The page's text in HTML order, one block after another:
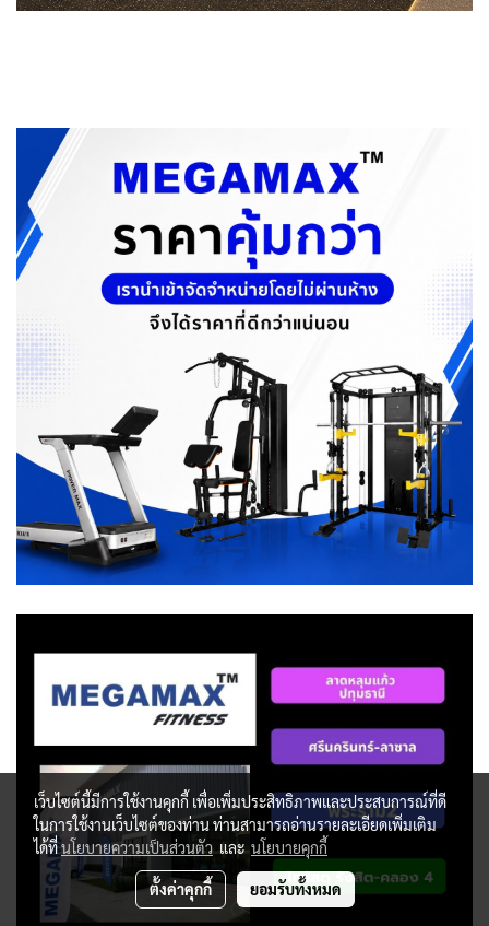
เว็บไซต์นี้มีการใช้งานคุกกี้ เพื่อเพิ่มประสิทธิภาพและประสบการณ์ที่ดี
ในการใช้งานเว็บไซต์ของท่าน ท่านสามารถอ่านรายละเอียดเพิ่มเติม
ได้ที่นโยบายความเป็นส่วนตัวและนโยบายคุกกี้
ตั้งค่าคุกกี้ ยอมรับทั้งหมด